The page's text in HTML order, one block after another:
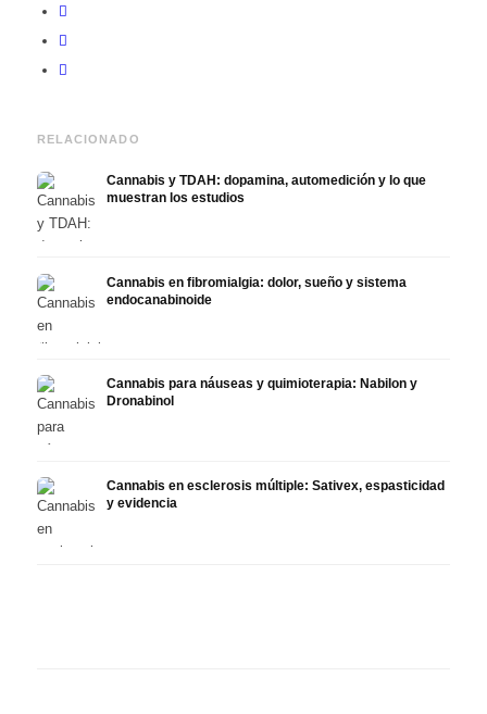
RELACIONADO
Cannabis y TDAH: dopamina, automedición y lo que
muestran los estudios
Cannabis en fibromialgia: dolor, sueño y sistema
endocanabinoide
Cannabis para náuseas y quimioterapia: Nabilon y
Dronabinol
Cannabis en esclerosis múltiple: Sativex, espasticidad
y evidencia